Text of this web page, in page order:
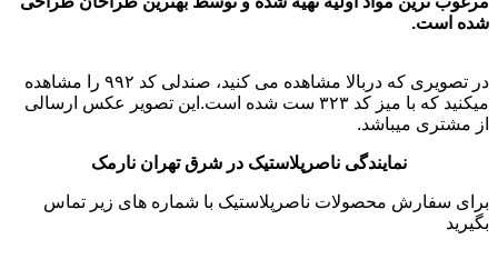
شده است.
در تصویری که دربالا مشاهده می کنید، صندلی کد ۹۹۲ را مشاهده
میکنید که با میز کد ۳۲۳ ست شده است.این تصویر عکس ارسالی
از مشتری میباشد.
نمایندگی ناصرپلاستیک در شرق تهران نارمک
برای سفارش محصولات ناصرپلاستیک با شماره های زیر تماس
بگیرید